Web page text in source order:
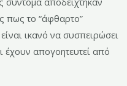
πως το “άφθαρτο”
ικανό να συσπειρώσει
απογοητευτεί από